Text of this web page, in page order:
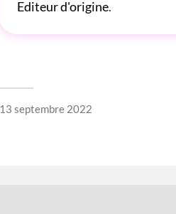
Editeur d'origine.
13 septembre 2022